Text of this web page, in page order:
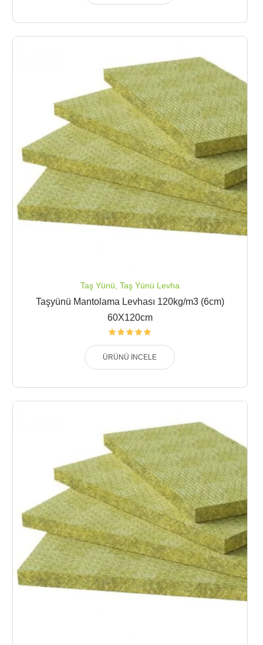
Taş Yünü Taş Yünü Levha
Taşyünü Mantolama Levhası 120kg/m3 (6cm)
60X120cm
ÜRÜNÜ İNCELE